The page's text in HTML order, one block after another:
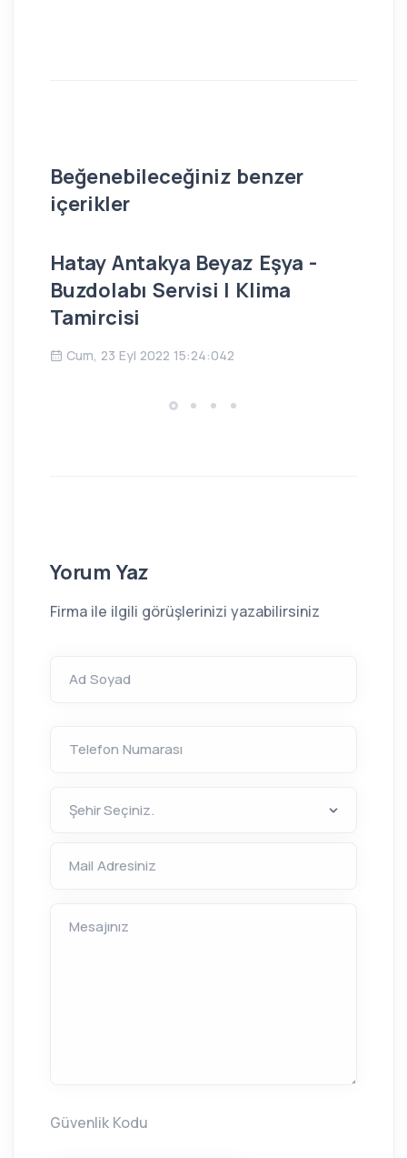
Beğenebileceğiniz benzer
içerikler
Hatay Antakya Beyaz Eşya -
Buzdolabı Servisi | Klima
Tamircisi
Cum, 23 Eyl 2022 15:24:042
Yorum Yaz
Firma ile ilgili görüşlerinizi yazabilirsiniz
Ad Soyad
Telefon Numarası
Mail Adresiniz
Mesajınız
Güvenlik Kodu